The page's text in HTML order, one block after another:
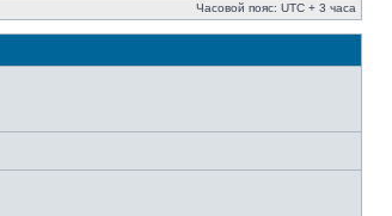
Часовой пояс: UTC + 3 часа